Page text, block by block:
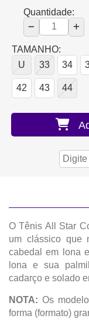
Quantidade:
TAMANHO:
U
33 34
42 43 44
O Tênis All Star
um clássico que
cabedal em lona
lona e sua
cadarço e solado
NOTA: Os
forma (formato)